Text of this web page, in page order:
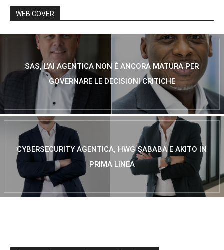
WEB COVER
SAS, L’AI AGENTICA NON È ANCORA MATURA PER
GOVERNARE LE DECISIONI CRITICHE
CYBERSECURITY AGENTICA, HWG SABABA E AKITO IN
PRIMA LINEA